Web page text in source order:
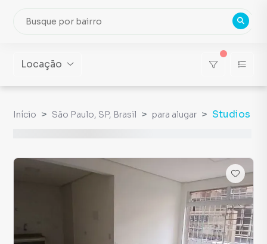
Locação
Início São Paulo, SP, Brasil para alugar Studios